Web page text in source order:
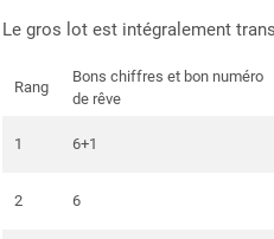
Le gros lot est intégralement
Rang
Bons chiffres et bon numéro
de rêve
1 6+1
2 6